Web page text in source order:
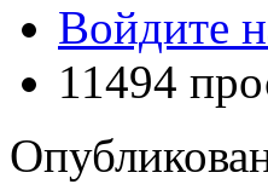
Войдите
11494